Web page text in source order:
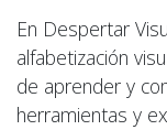
En Despertar
alfabetización
de aprender y
herramientas y